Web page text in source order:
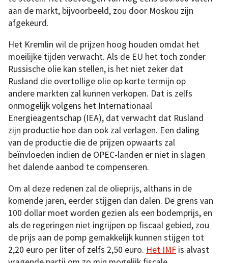
aan de markt, bijvoorbeeld, zou door Moskou zijn
afgekeurd.
Het Kremlin wil de prijzen hoog houden omdat het
moeilijke tijden verwacht. Als de EU het toch zonder
Russische olie kan stellen, is het niet zeker dat
Rusland die overtollige olie op korte termijn op
andere markten zal kunnen verkopen. Dat is zelfs
onmogelijk volgens het Internationaal
Energieagentschap (IEA), dat verwacht dat Rusland
zijn productie hoe dan ook zal verlagen. Een daling
van de productie die de prijzen opwaarts zal
beïnvloeden indien de OPEC-landen er niet in slagen
het dalende aanbod te compenseren.
Om al deze redenen zal de olieprijs, althans in de
komende jaren, eerder stijgen dan dalen. De grens van
100 dollar moet worden gezien als een bodemprijs, en
als de regeringen niet ingrijpen op fiscaal gebied, zou
de prijs aan de pomp gemakkelijk kunnen stijgen tot
2,20 euro per liter of zelfs 2,50 euro. Het IMF is alvast